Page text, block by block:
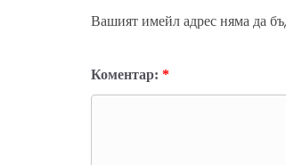
Вашият имейл адрес няма да
Коментар: *